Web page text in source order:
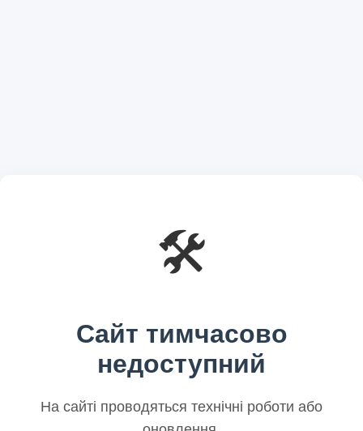
🛠️
Сайт тимчасово
недоступний
На сайті проводяться технічні роботи або